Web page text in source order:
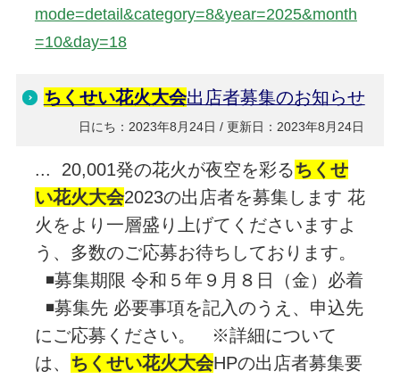
mode=detail&category=8&year=2025&month
=10&day=18
ちくせい花火大会出店者募集のお知らせ
日にち：2023年8月24日 / 更新日：2023年8月24日
... 20,001発の花火が夜空を彩るちくせ
い花火大会2023の出店者を募集します 花
火をより一層盛り上げてくださいますよ
う、多数のご応募お待ちしております。
◾️募集期限 令和５年９月８日（金）必着
◾️募集先 必要事項を記入のうえ、申込先
にご応募ください。 ※詳細について
は、 ちくせい花火大会HPの出店者募集要